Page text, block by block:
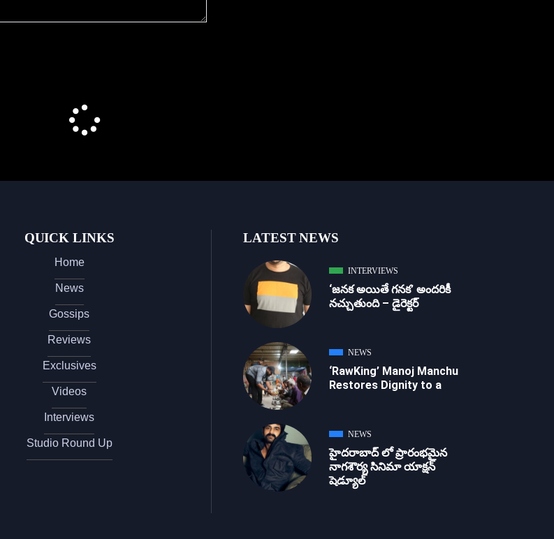
QUICK LINKS
Home
News
Gossips
Reviews
Exclusives
Videos
Interviews
Studio Round Up
LATEST NEWS
INTERVIEWS
‘జ‌న‌క అయితే గ‌న‌క‌’ అందరికీ
నచ్చుతుంది – డైరెక్ట‌ర్
NEWS
‘RawKing’ Manoj Manchu
Restores Dignity to a
NEWS
హైదరాబాద్ లో ప్రారంభమైన
నాగశౌర్య సినిమా యాక్షన్
షెడ్యూల్